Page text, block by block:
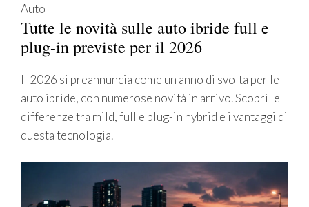
Auto
Tutte le novità sulle auto ibride full e
plug-in previste per il 2026
Il 2026 si preannuncia come un anno di svolta per le
auto ibride, con numerose novità in arrivo. Scopri le
differenze tra mild, full e plug-in hybrid e i vantaggi di
questa tecnologia.